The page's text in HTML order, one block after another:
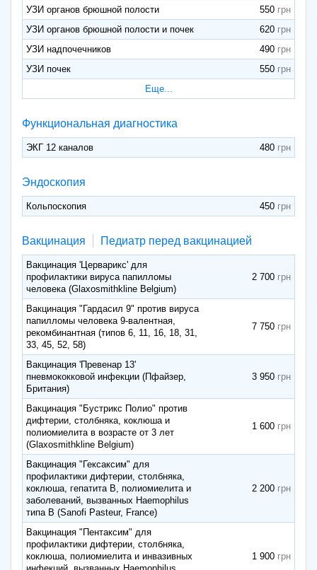
УЗИ органов брюшной полости
550
УЗИ органов брюшной полости и почек
620
УЗИ надпочечников
490
УЗИ почек
550
Еще...
Функциональная диагностика
ЭКГ 12 каналов 480
Эндоскопия
Кольпоскопия 450
Вакцинация Педиатр перед вакцинацией
Вакцинация 'Церварикс' для
профилактики вируса папилломы
человека (Glaxosmithkline Belgium)
2 700
Вакцинация "Гардасил 9" против вируса
папилломы человека 9-валентная,
рекомбинантная (типов 6, 11, 16, 18, 31,
33, 45, 52, 58)
7 750
Вакцинация 'Превенар 13'
пневмококковой инфекции (Пфайзер,
Британия)
3 950
Вакцинация "Бустрикс Полио" против
дифтерии, столбняка, коклюша и
полиомиелита в возрасте от 3 лет
(Glaxosmithkline Belgium)
1 600
Вакцинация "Гексаксим" для
профилактики дифтерии, столбняка,
коклюша, гепатита В, полиомиелита и
заболеваний, вызванных Haemophilus
типа B (Sanofi Pasteur, France)
2 200
Вакцинация "Пентаксим" для
профилактики дифтерии, столбняка,
коклюша, полиомиелита и инвазивных
1 900